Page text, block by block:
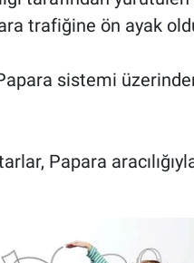
trafiğine ön ayak
sistemi
Papara